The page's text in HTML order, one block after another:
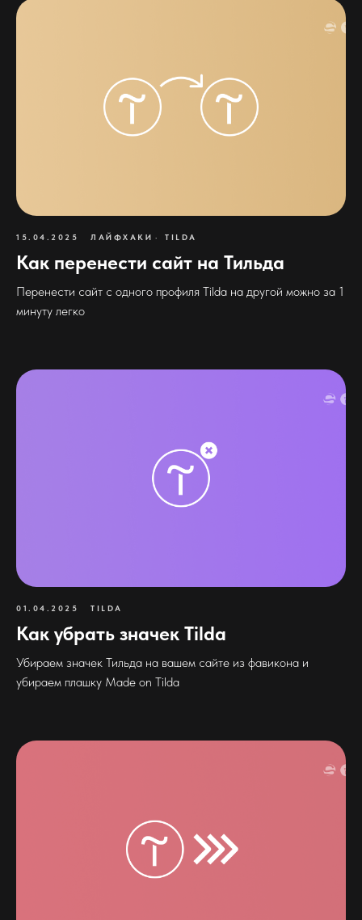
15.04.2025 ЛАЙФХАКИ TILDA
Как перенести сайт на Тильда
Перенести сайт с одного профиля Tilda на другой можно за 1
минуту легко
01.04.2025 TILDA
Как убрать значек Tilda
Убираем значек Тильда на вашем сайте из фавикона и
убираем плашку Made on Tilda